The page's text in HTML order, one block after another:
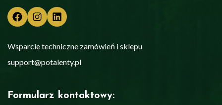
Instagram
Wsparcie techniczne zamówień i sklepu
support@potalenty.pl
Formularz kontaktowy: